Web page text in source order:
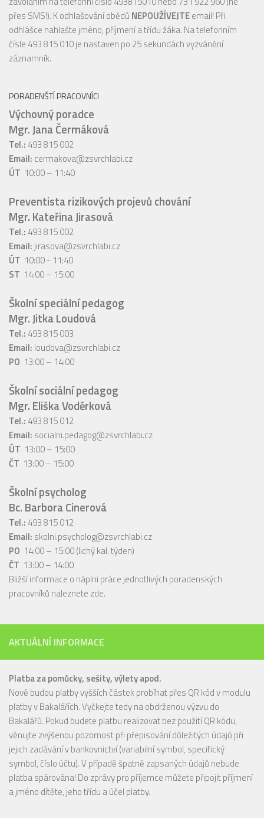
přes SMS!). K odhlašování obědů NEPOUŽÍVEJTEemail! Při
odhlášce nahlašte jméno, příjmení a třídu žáka. Na telefonním
čísle 493 815 010 je nastaven po 25 sekundách vyzvánění
záznamník.
PORADENŠTÍ PRACOVNÍCI
Výchovný poradce
Mgr. Jana Čermáková
Tel.: 493 815 002
Email: cermakova@zsvrchlabi.cz
ÚT 10:00 – 11:40
Preventista rizikových projevů chování
Mgr. Kateřina Jirasová
Tel.: 493 815 002
Email: jirasova@zsvrchlabi.cz
ÚT 10:00 - 11:40
ST 14:00 – 15:00
Školní speciální pedagog
Mgr. Jitka Loudová
Tel.: 493 815 003
Email: loudova@zsvrchlabi.cz
PO 13:00 – 14:00
Školní sociální pedagog
Mgr. Eliška Voděrková
Tel.: 493 815 012
Email: socialni.pedagog@zsvrchlabi.cz
ÚT 13:00 – 15:00
ČT 13:00 – 15:00
Školní psycholog
Bc. Barbora Cinerová
Tel.: 493 815 012
Email: skolni.psycholog@zsvrchlabi.cz
PO 14:00 – 15:00 (lichý kal. týden)
ČT 13:00 – 14:00
Bližší informace o náplni práce jednotlivých poradenských
pracovníků naleznete zde.
AKTUÁLNÍ INFORMACE
Platba za pomůcky, sešity, výlety apod.
Nově budou platby vyšších částek probíhat přes QR kód v modulu
platby v Bakalářích. Vyčkejte tedy na obdrženou výzvu do
Bakalářů. Pokud budete platbu realizovat bez použití QR kódu,
věnujte zvýšenou pozornost při přepisování důležitých údajů při
jejich zadávání v bankovnictví (variabilní symbol, specifický
symbol, číslo účtu). V případě špatně zapsaných údajů nebude
platba spárována! Do zprávy pro příjemce můžete připojit příjmení
a jméno dítěte, jeho třídu a účel platby.